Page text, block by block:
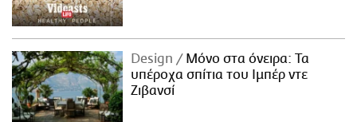
Design
Μόνο στα όνειρα: Τα
υπέροχα σπίτια του Ιμπέρ ντε
Ζιβανσί